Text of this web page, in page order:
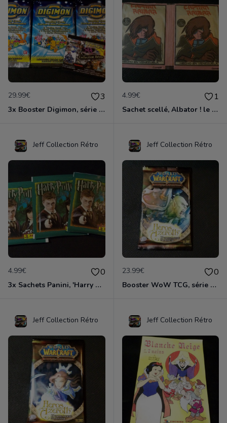
29.99€ 3
3x Booster Digimon, série 1, collection Bandai 1999, neuf et scellé
4.99€ 1
Sachet scellé, Albator ! le Corsaire de l'espace , Duo pack édition AGE 1980
Jeff Collection Rétro
4.99€ 0
3x Sachets Panini, 'Harry Potter et l'Ordre du Phoenix', édition 2007
Jeff Collection Rétro
23.99€ 0
Booster WoW TCG, série Héros d'Azéroth, édition 2006
Jeff Collection Rétro Jeff Collection Rétro